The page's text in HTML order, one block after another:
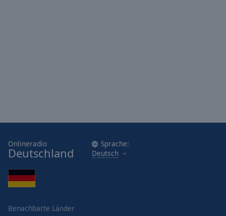
Onlineradio
Deutschland
Sprache:
Deutsch
Benachbarte Länder